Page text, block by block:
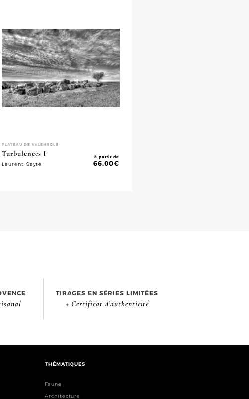
PLATEAU DE VALENSOLE
Turbulences I
Laurent Gayte
à partir de
66.00€
TIRAGES EN SÉRIES LIMITÉES
+ Certificat d’authenticité
THÉMATIQUES
Faune
Architecture